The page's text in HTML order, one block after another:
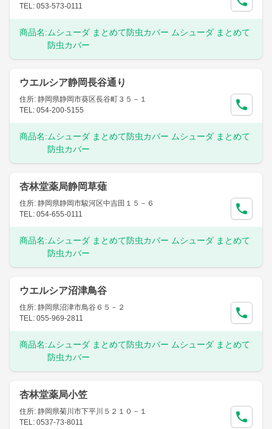
TEL: 053-573-0111
商品名: ムシューダ まとめて防虫カバー ムシューダ まとめて
防虫カバー
ウエルシア静岡長谷通り
住所: 静岡県静岡市葵区長谷町３５－１
TEL: 054-200-5155
商品名: ムシューダ まとめて防虫カバー ムシューダ まとめて
防虫カバー
杏林堂薬局静岡草薙
住所: 静岡県静岡市駿河区中吉田１５－６
TEL: 054-655-0111
商品名: ムシューダ まとめて防虫カバー ムシューダ まとめて
防虫カバー
ウエルシア沼津鳥谷
住所: 静岡県沼津市鳥谷６５－２
TEL: 055-969-2811
商品名: ムシューダ まとめて防虫カバー ムシューダ まとめて
防虫カバー
杏林堂薬局小笠
住所: 静岡県菊川市下平川５２１０－１
TEL: 0537-73-8011